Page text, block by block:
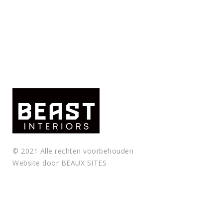
© 2021 Alle rechten voorbehouden
Website door BEAUX SITES